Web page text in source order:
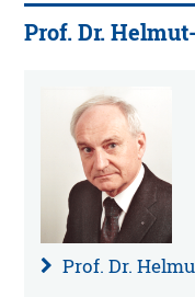
Prof. Dr.
Prof. Dr.